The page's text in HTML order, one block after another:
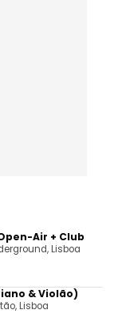
Air + Club
Lisboa
& Violão)
Lisboa